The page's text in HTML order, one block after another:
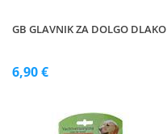
GB GLAVNIK ZA DOLGO DLAKO
6,90 €